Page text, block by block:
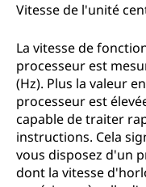
Vitesse de l'unité
La vitesse de
processeur est
(Hz). Plus la valeur
processeur est
capable de traiter
instructions. Cela
vous disposez d'un
dont la vitesse